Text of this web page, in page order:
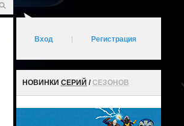
Вход Регистрация
НОВИНКИ СЕРИЙ /СЕЗОНОВ